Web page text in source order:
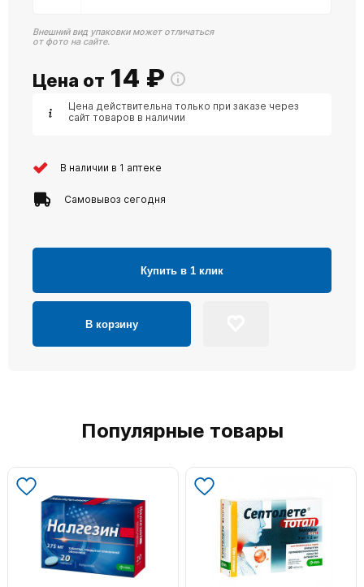
Внешний вид упаковки может отличаться
от фото на сайте.
Цена от 14 ₽
Цена действительна только при заказе через
сайт товаров в наличии
В наличии в 1 аптеке
Самовывоз сегодня
Купить в 1 клик
В корзину
Популярные товары